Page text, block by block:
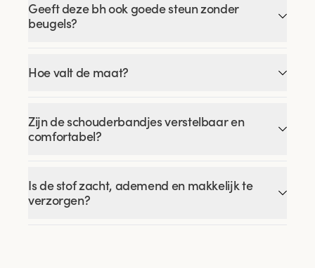
Geeft deze bh ook goede steun zonder
beugels?
Hoe valt de maat?
Zijn de schouderbandjes verstelbaar en
comfortabel?
Is de stof zacht, ademend en makkelijk te
verzorgen?